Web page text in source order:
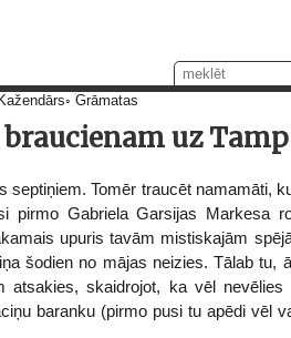
Kažendārs Grāmatas
uz
Tomēr traucēt namamāti,
Gabriela Garsijas Markesa
upuris tavām mistiskajām
šodien no mājas neizies. Tālab tu,
atsakies, skaidrojot, ka vēl
baranku (pirmo pusi tu apēdi vēl